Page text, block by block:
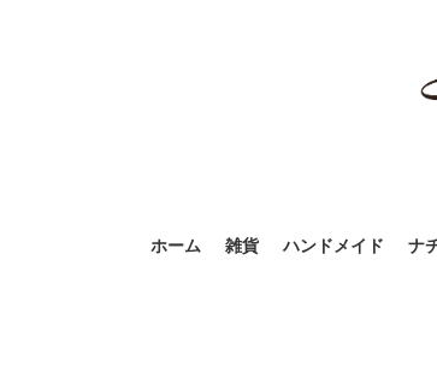
ホーム 雑貨 ハンドメイド ナ